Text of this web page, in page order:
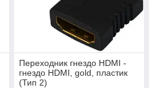
Переходник гнездо HDMI -
гнездо HDMI, gold, пластик
(Тип 2)